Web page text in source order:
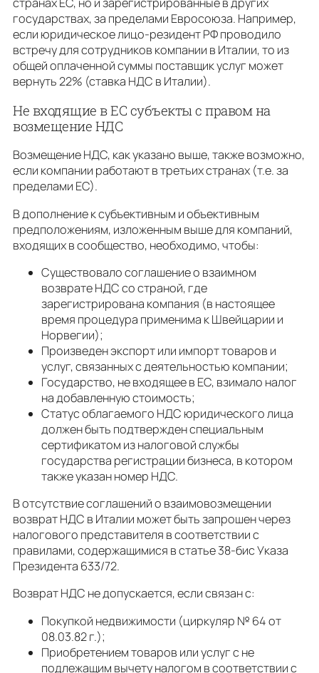
государствах, за пределами Евросоюза. Например,
если юридическое лицо-резидент РФ проводило
встречу для сотрудников компании в Италии, то из
общей оплаченной суммы поставщик услуг может
вернуть 22% (ставка НДС в Италии).
Не входящие в ЕС субъекты с правом на
возмещение НДС
Возмещение НДС, как указано выше, также возможно,
если компании работают в третьих странах (т.е. за
пределами ЕС).
В дополнение к субъективным и объективным
предположениям, изложенным выше для компаний,
входящих в сообщество, необходимо, чтобы:
Существовало соглашение о взаимном
возврате НДС со страной, где
зарегистрирована компания (в настоящее
время процедура применима к Швейцарии и
Норвегии);
Произведен экспорт или импорт товаров и
услуг, связанных с деятельностью компании;
Государство, не входящее в ЕС, взимало налог
на добавленную стоимость;
Статус облагаемого НДС юридического лица
должен быть подтвержден специальным
сертификатом из налоговой службы
государства регистрации бизнеса, в котором
также указан номер НДС.
В отсутствие соглашений о взаимовозмещении
возврат НДС в Италии может быть запрошен через
налогового представителя в соответствии с
правилами, содержащимися в статье 38-бис Указа
Президента 633/72.
Возврат НДС не допускается, если связан с:
Покупкой недвижимости (циркуляр № 64 от
08.03.82 г.);
Приобретением товаров или услуг с не
подлежащим вычету налогом в соответствии с